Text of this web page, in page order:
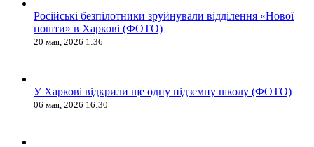
Російські безпілотники зруйнували відділення «Нової
пошти» в Харкові (ФОТО)
20 мая, 2026 1:36
У Харкові відкрили ще одну підземну школу (ФОТО)
06 мая, 2026 16:30